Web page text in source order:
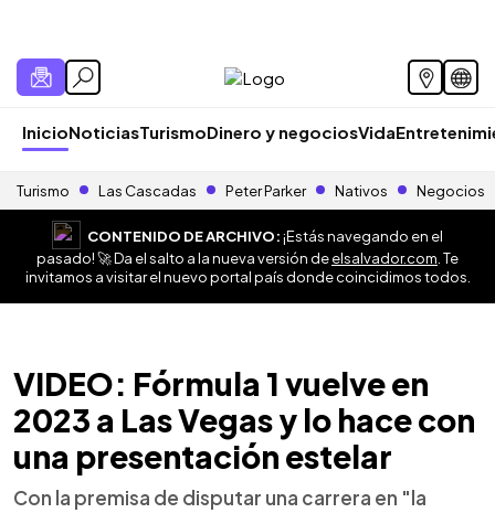
InicioNoticiasTurismoDinero y negociosVida
Turismo Las Cascadas Peter Parker Nativos Negocios
CONTENIDO DE ARCHIVO:¡Estás navegando en el
pasado! 🚀 Da el salto a la nueva versión deelsalvador.com . Te
invitamos a visitar el nuevo portal país donde coincidimos todos.
VIDEO: Fórmula 1 vuelve en
2023 a Las Vegas y lo hace con
una presentación estelar
Con la premisa de disputar una carrera en "la